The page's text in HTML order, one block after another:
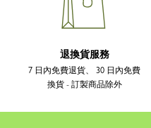
退換貨服務
7 日內免費退貨、 30 日內免費
換貨 - 訂製商品除外